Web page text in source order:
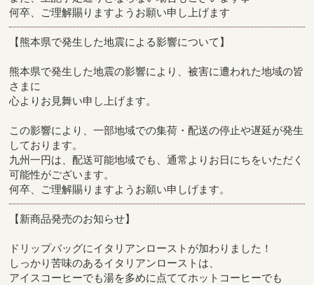
何卒、ご理解賜りますようお願い申し上げます
【熊本県で発生した地震による影響について】
熊本県で発生した地震の影響により、被害に遭われた地域の皆
さまに
心よりお見舞い申し上げます。
この影響により、一部地域での集荷・配送の停止や遅延が発生
しております。
九州一円は、配送可能地域でも、通常よりお日にちをいただく
可能性がございます。
何卒、ご理解賜りますようお願い申しげます。
【新商品発売のお知らせ】
ドリップバッグにイタリアンローストが加わりました！
しっかり苦味のあるイタリアンローストは、
アイスコーヒーでも湯を多めに点ててホットコーヒーでも